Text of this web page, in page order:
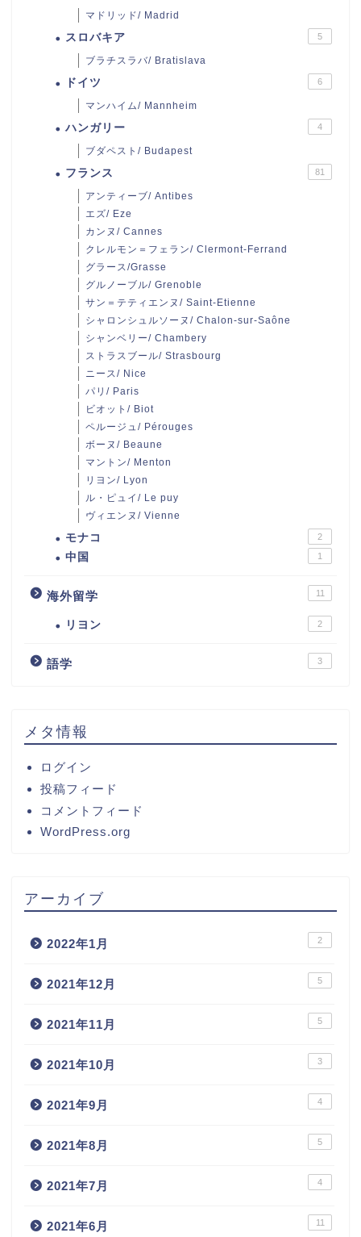
マドリッド/ Madrid
スロバキア 5
ブラチスラバ/ Bratislava
ドイツ 6
マンハイム/ Mannheim
ハンガリー 4
ブダペスト/ Budapest
フランス 81
アンティーブ/ Antibes
エズ/ Eze
カンヌ/ Cannes
クレルモン＝フェラン/ Clermont-Ferrand
グラース/Grasse
グルノーブル/ Grenoble
サン＝テティエンヌ/ Saint-Etienne
シャロンシュルソーヌ/ Chalon-sur-Saône
シャンベリー/ Chambery
ストラスブール/ Strasbourg
ニース/ Nice
パリ/ Paris
ビオット/ Biot
ペルージュ/ Pérouges
ボーヌ/ Beaune
マントン/ Menton
リヨン/ Lyon
ル・ピュイ/ Le puy
ヴィエンヌ/ Vienne
モナコ 2
中国 1
海外留学 11
リヨン 2
語学 3
メタ情報
ログイン
投稿フィード
コメントフィード
WordPress.org
アーカイブ
2022年1月 2
2021年12月 5
2021年11月 5
2021年10月 3
2021年9月 4
2021年8月 5
2021年7月 4
2021年6月 11